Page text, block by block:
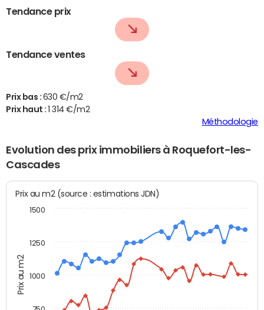
Tendance prix
Tendance ventes
Prix bas : 630 €/m2
Prix haut :
1 314 €/m2
Méthodologie
Evolution des prix immobiliers à Roquefort-les-
Cascades
Prix au m2
Prix au m2 (source : estimations JDN)
1000
1250
1500